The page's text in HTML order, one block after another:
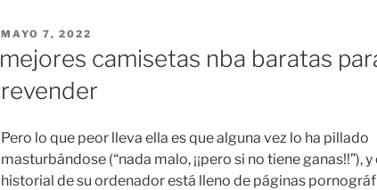
PUBLICADO
MAYO 7, 2022
mejores camisetas nba baratas
revender
Pero lo que peor lleva ella es que alguna vez lo ha pillado
masturbándose (“nada malo, ¡¡pero si no tiene ganas!!”), y
historial de su ordenador está lleno de páginas